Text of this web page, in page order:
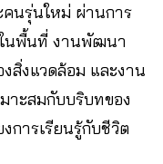
คนรุ่นใหม่ ผ่านการ
ในพื้นที่ งานพัฒนา
สิ่งแวดล้อม และงาน
าะสมกับบริบทของ
การเรียนรู้กับชีวิต